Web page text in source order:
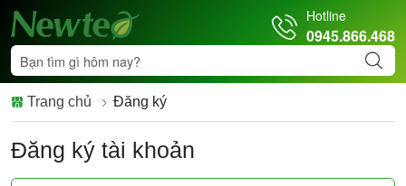
Hotline
0945.866.468
Trang chủ Đăng ký
Đăng ký tài khoản